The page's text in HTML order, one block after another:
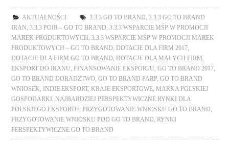
AKTUALNOŚCI 3.3.3 GO TO BRAND ,3.3.3 GO TO BRAND
IRAN ,3.3.3 POIR – GO TO BRAND ,3.3.3 WSPARCIE MŚP W PROMOCJI
MAREK PRODUKTOWYCH ,3.3.3 WSPARCIE MŚP W PROMOCJI MAREK
PRODUKTOWYCH – GO TO BRAND ,DOTACJE DLA FIRM 2017
DOTACJE DLA FIRM GO TO BRAND ,DOTACJE DLA MAŁYCH FIRM
EKSPORT DO IRANU ,FINANSOWANIE EKSPORTU ,GO TO BRAND 2017
GO TO BRAND DORADZTWO ,GO TO BRAND PARP ,GO TO BRAND
WNIOSEK
INDIE EKSPORT,KRAJE EKSPORTOWE ,MARKA POLSKIEJ
GOSPODARKI
,NAJBARDZIEJ PERSPEKTYWICZNE RYNKI DLA
POLSKIEGO EKSPORTU ,PRZYGOTOWANIE WNIOSKU GO TO BRAND
PRZYGOTOWANIE WNIOSKU POD GO TO BRAND ,RYNKI
PERSPEKTYWICZNE GO TO BRAND